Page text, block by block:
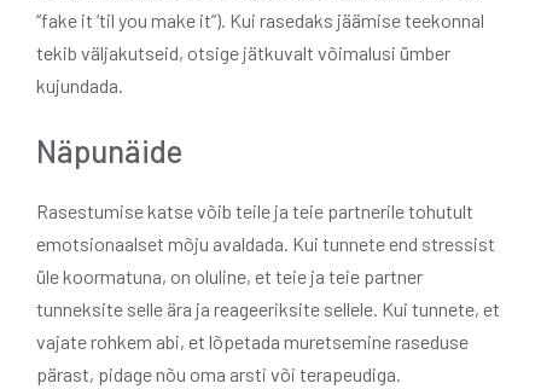
“fake it ‘til you make it”). Kui rasedaks jäämise teekonnal
tekib väljakutseid, otsige jätkuvalt võimalusi ümber
kujundada.
Näpunäide
Rasestumise katse võib teile ja teie partnerile tohutult
emotsionaalset mõju avaldada. Kui tunnete end stressist
üle koormatuna, on oluline, et teie ja teie partner
tunneksite selle ära ja reageeriksite sellele. Kui tunnete, et
vajate rohkem abi, et lõpetada muretsemine raseduse
pärast, pidage nõu oma arsti või terapeudiga.